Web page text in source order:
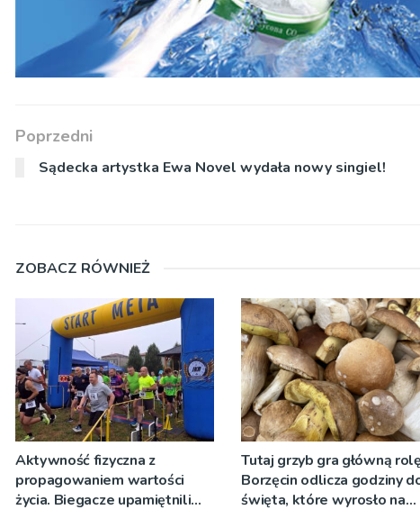
Poprzedni
Sądecka artystka Ewa Novel wydała nowy singiel!
ZOBACZ RÓWNIEŻ
Aktywność fizyczna z
propagowaniem wartości
życia. Biegacze upamiętnili
Tutaj grzyb gra główną
Borzęcin odlicza godziny
święta, które wyrosło na